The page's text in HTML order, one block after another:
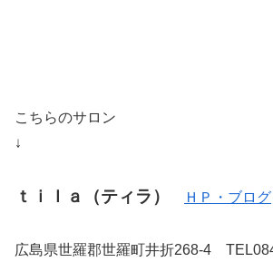
こちらのサロン
↓
ｔｉｌａ（ティラ） ＨＰ・ブログ
広島県世羅郡世羅町井折268-4